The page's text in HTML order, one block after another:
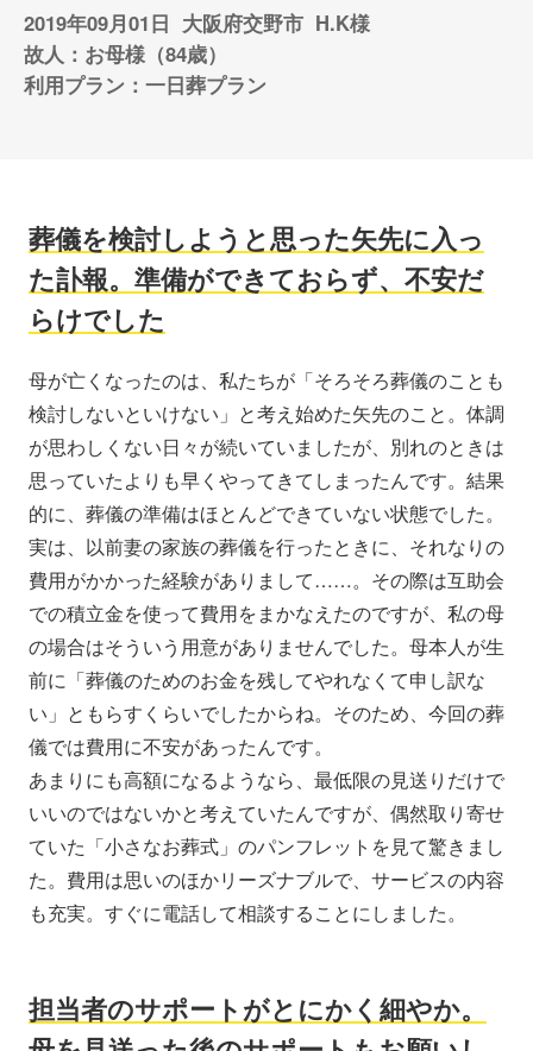
2019年09月01日 大阪府交野市 H.K様
故人：お母様（84歳）
利用プラン：一日葬プラン
葬儀を検討しようと思った矢先に入っ
た訃報。準備ができておらず、不安だ
らけでした
母が亡くなったのは、私たちが「そろそろ葬儀のことも
検討しないといけない」と考え始めた矢先のこと。体調
が思わしくない日々が続いていましたが、別れのときは
思っていたよりも早くやってきてしまったんです。結果
的に、葬儀の準備はほとんどできていない状態でした。
実は、以前妻の家族の葬儀を行ったときに、それなりの
費用がかかった経験がありまして……。その際は互助会
での積立金を使って費用をまかなえたのですが、私の母
の場合はそういう用意がありませんでした。母本人が生
前に「葬儀のためのお金を残してやれなくて申し訳な
い」ともらすくらいでしたからね。そのため、今回の葬
儀では費用に不安があったんです。
あまりにも高額になるようなら、最低限の見送りだけで
いいのではないかと考えていたんですが、偶然取り寄せ
ていた「小さなお葬式」のパンフレットを見て驚きまし
た。費用は思いのほかリーズナブルで、サービスの内容
も充実。すぐに電話して相談することにしました。
担当者のサポートがとにかく細やか。